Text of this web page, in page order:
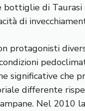
bottiglie di
di
protagonisti
significative che
differente
Nel 2010